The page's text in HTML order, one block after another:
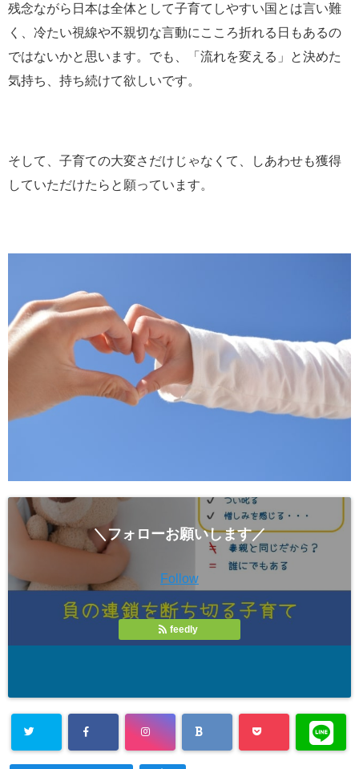
残念ながら日本は全体として子育てしやすい国とは言い難
く、冷たい視線や不親切な言動にこころ折れる日もあるの
ではないかと思います。でも、「流れを変える」と決めた
気持ち、持ち続けて欲しいです。
そして、子育ての大変さだけじゃなくて、しあわせも獲得
していただけたらと願っています。
＼フォローお願いします／
Follow
feedly